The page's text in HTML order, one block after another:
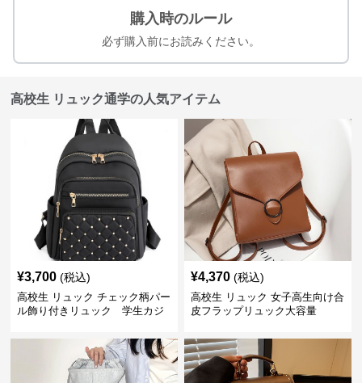
購入時のルール
必ず購入前にお読みください。
高校生 リュック通学の人気アイテム
¥3,700 (税込)
高校生 リュック チェック柄パー
ル飾り付きリュック 学生カジ
¥4,370 (税込)
高校生 リュック 女子高生向け合
皮フラップリュック大容量